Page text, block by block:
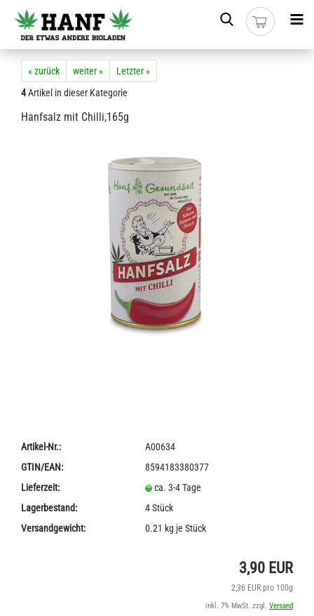
« zurück weiter »
Letzter »
4Artikel in dieser Kategorie
Hanfsalz mit Chilli,165g
Artikel-Nr.:
A00634
GTIN/EAN:
8594183380377
Lieferzeit:
ca. 3-4 Tage
Lagerbestand:
4Stück
Versandgewicht:
0.21 kg je Stück
3,90 EUR
2,36 EUR pro 100g
inkl. 7% MwSt. zzgl. Versand